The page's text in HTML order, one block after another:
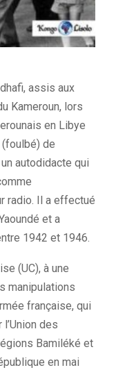
assis aux
Kameroun, lors
en Libye
(foulbé) de
autodidacte qui
radio. Il a effectué
et a
1942 et 1946.
(UC), à une
manipulations
française, qui
des
Bamiléké et
en mai